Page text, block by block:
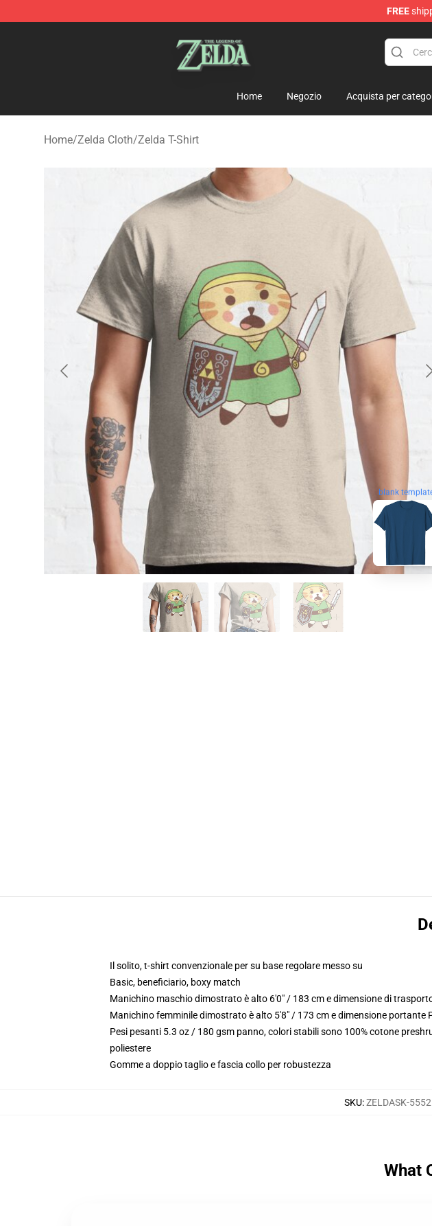
FREE
Home Negozio Acquista per
Home/Zelda Cloth/Zelda T-Shirt
blank
Il solito, t-shirt convenzionale per su base regolare messo su
Basic, beneficiario, boxy match
Manichino maschio dimostrato è alto 6'0" / 183 cm e dimensione di
Manichino femminile dimostrato è alto 5'8" / 173 cm e dimensione portante
Pesi pesanti 5.3 oz / 180 gsm panno, colori stabili sono 100% cotone
poliestere
Gomme a doppio taglio e fascia collo per robustezza
SKU:ZELDASK-
What